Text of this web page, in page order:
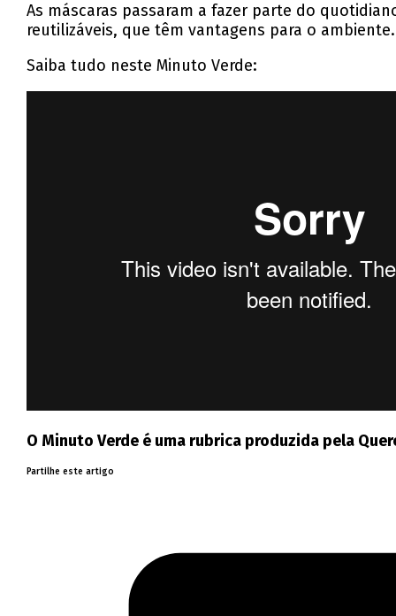
As máscaras passaram a fazer parte do
reutilizáveis, que têm vantagens para o ambiente.
Saiba tudo neste Minuto Verde:
O Minuto Verde é uma rubrica produzida pela
Partilhe este artigo